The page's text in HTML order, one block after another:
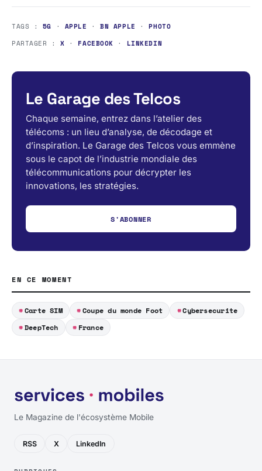
TAGS : 5G · APPLE ·BN APPLE ·PHOTO
PARTAGER :X · FACEBOOK · LINKEDIN
Le Garage des Telcos
Chaque semaine, entrez dans l’atelier des
télécoms : un lieu d’analyse, de décodage et
d’inspiration. Le Garage des Telcos vous emmène
sous le capot de l’industrie mondiale des
télécommunications pour décrypter les
innovations, les stratégies.
S'ABONNER
EN CE MOMENT
Carte SIM Coupe du monde Foot
Cybersecurite
DeepTech
France
Le Magazine de l'écosystème Mobile
RSS X LinkedIn